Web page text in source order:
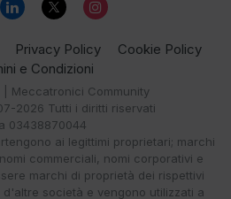
Privacy Policy
Cookie Policy
e Condizioni
Meccatronici Community
2026 Tutti i diritti riservati
03438870044
ai legittimi proprietari; marchi
commerciali, nomi corporativi e
marchi di proprietà dei rispettivi
società e vengono utilizzati a